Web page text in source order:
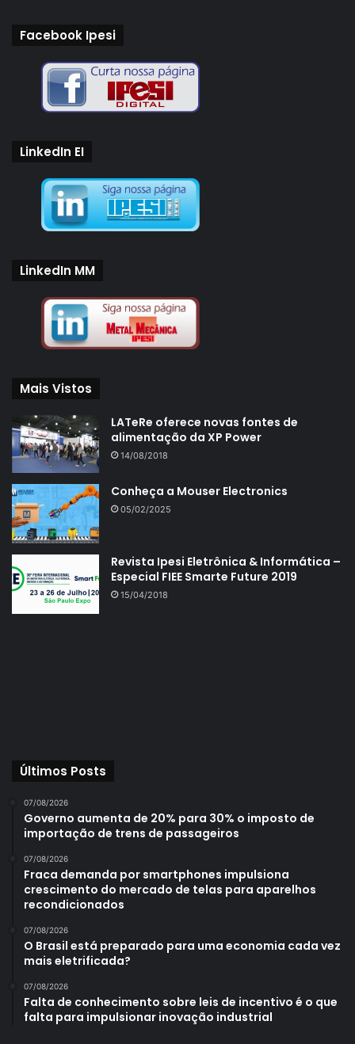
Facebook Ipesi
LinkedIn EI
LinkedIn MM
Mais Vistos
LATeRe oferece novas fontes de
alimentação da XP Power
14/08/2018
Conheça a Mouser Electronics
05/02/2025
Revista Ipesi Eletrônica & Informática –
Especial FIEE Smarte Future 2019
15/04/2018
Últimos Posts
07/08/2026
Governo aumenta de 20% para 30% o imposto de
importação de trens de passageiros
07/08/2026
Fraca demanda por smartphones impulsiona
crescimento do mercado de telas para aparelhos
recondicionados
07/08/2026
O Brasil está preparado para uma economia cada vez
mais eletrificada?
07/08/2026
Falta de conhecimento sobre leis de incentivo é o que
falta para impulsionar inovação industrial